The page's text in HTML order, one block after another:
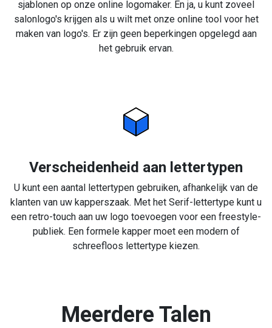
sjablonen op onze online logomaker. En ja, u kunt zoveel
salonlogo's krijgen als u wilt met onze online tool voor het
maken van logo's. Er zijn geen beperkingen opgelegd aan
het gebruik ervan.
Verscheidenheid aan lettertypen
U kunt een aantal lettertypen gebruiken, afhankelijk van de
klanten van uw kapperszaak. Met het Serif-lettertype kunt u
een retro-touch aan uw logo toevoegen voor een freestyle-
publiek. Een formele kapper moet een modern of
schreefloos lettertype kiezen.
Meerdere Talen